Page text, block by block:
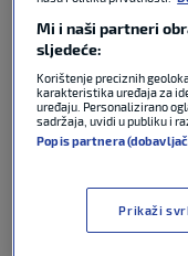
slučaju
bolja u regularnoj
Tako je kod
ispadala iz
kontrola je
sačuvala te je
Mi i naši partneri
sljedeće:
Korištenje preciznih
karakteristika uređaja za
uređaju. Personalizirano
sadržaja, uvidi u publiku i
Popis partnera
Prikaži